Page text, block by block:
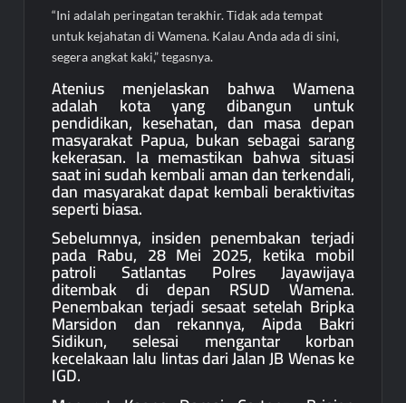
“Ini adalah peringatan terakhir. Tidak ada tempat
untuk kejahatan di Wamena. Kalau Anda ada di sini,
segera angkat kaki,” tegasnya.
Atenius menjelaskan bahwa Wamena
adalah kota yang dibangun untuk
pendidikan, kesehatan, dan masa depan
masyarakat Papua, bukan sebagai sarang
kekerasan. Ia memastikan bahwa situasi
saat ini sudah kembali aman dan terkendali,
dan masyarakat dapat kembali beraktivitas
seperti biasa.
Sebelumnya, insiden penembakan terjadi
pada Rabu, 28 Mei 2025, ketika mobil
patroli Satlantas Polres Jayawijaya
ditembak di depan RSUD Wamena.
Penembakan terjadi sesaat setelah Bripka
Marsidon dan rekannya, Aipda Bakri
Sidikun, selesai mengantar korban
kecelakaan lalu lintas dari Jalan JB Wenas ke
IGD.